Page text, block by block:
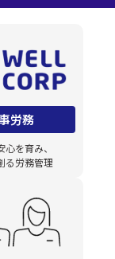
労務
を育み、
る労務管理
っているのに、
な、と。
うのが見えた
お貸しできる
いところのチ
と。もったい
ことは、僕に